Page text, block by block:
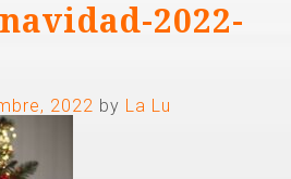
2022-
2022 by La Lu